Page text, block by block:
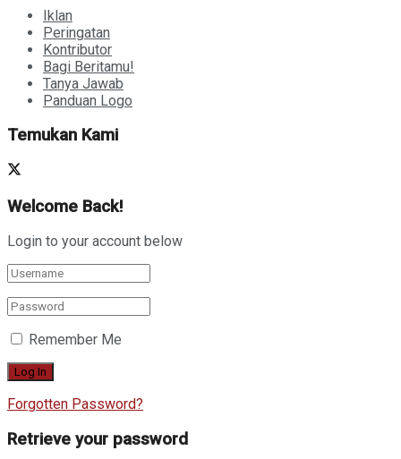
Iklan
Peringatan
Kontributor
Bagi Beritamu!
Tanya Jawab
Panduan Logo
Temukan Kami
Welcome Back!
Login to your account below
Remember Me
Forgotten Password?
Retrieve your password